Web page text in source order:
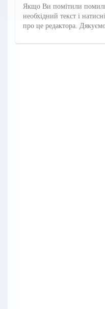
Якщо Ви помітили
необхідний текст і
про це редактора.